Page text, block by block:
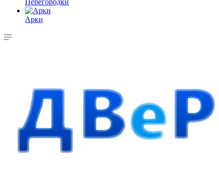
Перегородки
Арки